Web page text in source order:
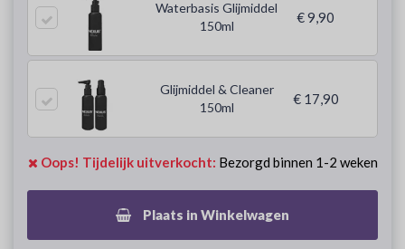
Waterbasis Glijmiddel
150ml
€ 9,90
Glijmiddel & Cleaner
150ml
€ 17,90
Oops! Tijdelijk uitverkocht: Bezorgd binnen 1-2 weken
Plaats in Winkelwagen